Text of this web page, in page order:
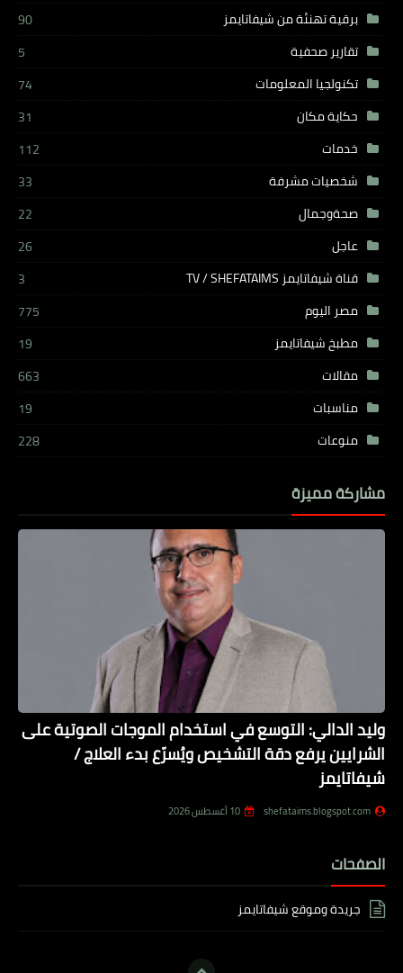
برقية تهنئة من شيفاتايمز
90
تقارير صحفية
5
تكنولجيا المعلومات
74
حكاية مكان
31
خدمات
112
شخصيات مشرفة
33
صحةوجمال
22
عاجل
26
قناة شيفاتايمز TV / SHEFATAIMS
3
مصر اليوم
775
مطبخ شيفاتايمز
19
مقالات
663
مناسبات
19
منوعات
228
مشاركة مميزة
وليد الدالي: التوسع في استخدام الموجات الصوتية على
الشرايين يرفع دقة التشخيص ويُسرّع بدء العلاج /
شيفاتايمز
shefataims.blogspot.com 10 أغسطس 2026
الصفحات
جريدة وموقع شيفاتايمز